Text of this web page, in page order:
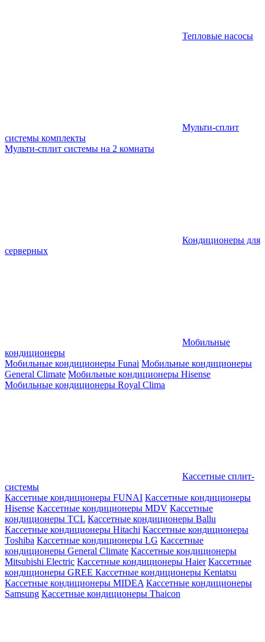
Тепловые насосы
Мульти-сплит
системы комплекты
Мульти-сплит системы на 2 комнаты
Кондиционеры для
серверных
Мобильные
кондиционеры
Мобильные кондиционеры Funai Мобильные кондиционеры
General Climate Мобильные кондиционеры Hisense
Мобильные кондиционеры Royal Clima
Кассетные сплит-
системы
Кассетные кондиционеры FUNAI Кассетные кондиционеры
Hisense Кассетные кондиционеры MDV Кассетные
кондиционеры TCL Кассетные кондиционеры Ballu
Кассетные кондиционеры Hitachi Кассетные кондиционеры
Toshiba Кассетные кондиционеры LG Кассетные
кондиционеры General Climate Кассетные кондиционеры
Mitsubishi Electric Кассетные кондиционеры Haier Кассетные
кондиционеры GREE Кассетные кондиционеры Kentatsu
Кассетные кондиционеры MIDEA Кассетные кондиционеры
Samsung Кассетные кондиционеры Thaicon